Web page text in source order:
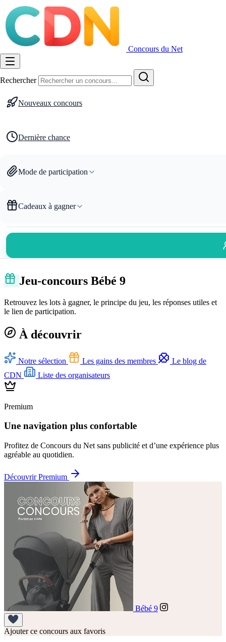
Concours du Net
Rechercher
Nouveaux concours
Dernière chance
Mode de participation
Cadeaux à gagner
Jeu-concours Bébé 9
Retrouvez les lots à gagner, le principe du jeu, les réponses utiles et
le lien de participation.
À découvrir
Notre sélection Les gains des membres
Le blog de
CDN
Liste des organisateurs
Premium
Une navigation plus confortable
Profitez de Concours du Net sans publicité et d’une expérience plus
agréable au quotidien.
Découvrir Premium
Bébé 9
Ajouter ce concours aux favoris